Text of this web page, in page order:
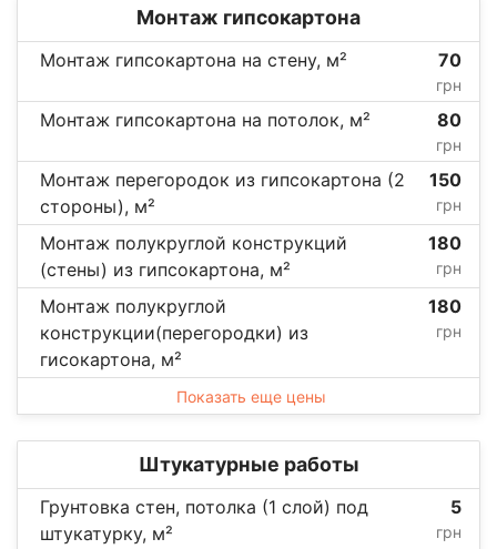
Монтаж гипсокартона
Монтаж гипсокартона на стену, м² 70
грн
Монтаж гипсокартона на потолок, м² 80
грн
Монтаж перегородок из гипсокартона (2
стороны), м²
150
грн
Монтаж полукруглой конструкций
(стены) из гипсокартона, м²
180
грн
Монтаж полукруглой
конструкции(перегородки) из
гисокартона, м²
180
грн
Показать еще цены
Штукатурные работы
Грунтовка стен, потолка (1 слой) под
штукатурку, м²
5
грн